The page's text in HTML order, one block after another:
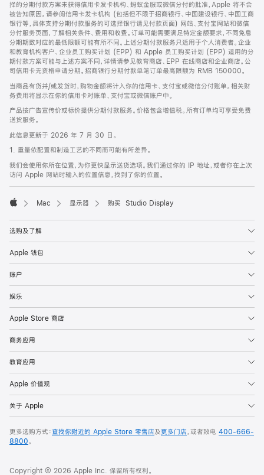
择的分期付款方案未获得信用卡发卡机构、蚂蚁金服或微信分付的批准，Apple 将不会
被告知原因。请参阅信用卡发卡机构 (包括但不限于招商银行、中国建设银行、中国工商
银行等，具体支持分期付款服务的可选择银行请见付款页面) 网站、支付宝网站和微信
分付服务页面，了解相关条件、费用和收费。订单可能需要满足特定金额要求，不同免息
分期期数对应的最低限额可能有所不同。上述分期付款服务只适用于个人消费者。企业
和教育机构客户、企业员工购买计划 (EPP) 和 Apple 员工购买计划 (EPP) 适用的分
期付款方案可能与上述方案不同，详情请参见教育商店、EPP 在线商店和企业商店。公
司信用卡无资格申请分期。招商银行分期付款单笔订单最高限额为 RMB 150000。
当商品有货并/或发货时，购物金额将计入你的信用卡、支付宝或微信分付账单。相关财
务费用将显示在你的信用卡对账单、支付宝或微信账户中。
产品按广告宣传价或标价提供分期付款服务。价格包含增值税。所有订单均可享受免费
送货服务。
此信息更新于 2026 年 7 月 30 日。
1. 重量依配置和制造工艺的不同而可能有所差异。
我们会使用你所在位置，为你更快显示送货选项。我们通过你的 IP 地址，或者你在上次
访问 Apple 网站时输入的位置信息，找到了你的位置。
Mac 显示器 购买 Studio Display
选购及了解
Apple 钱包
账户
娱乐
Apple Store 商店
商务应用
教育应用
Apple 价值观
关于 Apple
更多选购方式：查找你附近的 Apple Store 零售店及更多门店，或者致电 400-666-
8800。
Copyright © 2026 Apple Inc. 保留所有权利。